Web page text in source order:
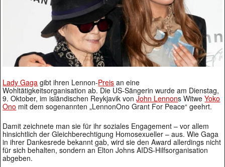
Lady Gaga gibt ihren Lennon-Preis an eine
Wohltätigkeitsorganisation ab. Die US-Sängerin wurde am Dienstag,
9. Oktober, im isländischen Reykjavik vonJohn Lennons WitweYoko
Ono mit dem sogenannten „LennonOno Grant For Peace“ geehrt.
Damit zeichnete man sie für ihr soziales Engagement – vor allem
hinsichtlich der Gleichberechtigung Homosexueller – aus. Wie Gaga
in ihrer Dankesrede bekannt gab, wird sie den Award allerdings nicht
für sich behalten, sondern an Elton Johns AIDS-Hilfsorganisation
abgeben.